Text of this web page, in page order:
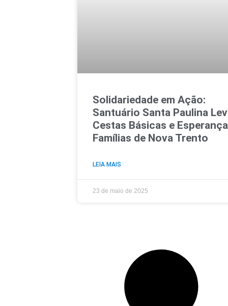
Solidariedade em Ação:
Santuário Santa Paulina
Cestas Básicas e
Famílias de Nova Trento
LEIA MAIS
23 de maio de 2025